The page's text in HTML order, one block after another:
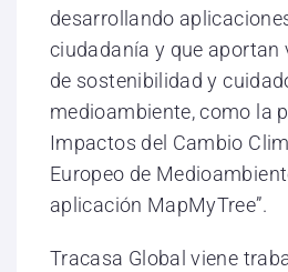
desarrollando
ciudadanía y que aportan
de sostenibilidad y
medioambiente, como la
Impactos del Cambio
Europeo de
aplicación MapMyTree”.
Tracasa Global viene